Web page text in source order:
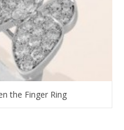
the Finger Ring